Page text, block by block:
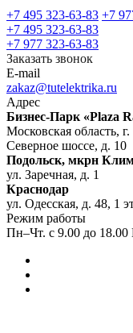
+7 495 323-63-83 +7
+7 495 323-63-83
+7 977 323-63-83
Заказать звонок
E-mail
zakaz@tutelektrika.ru
Адрес
Бизнес-Парк «Plaza
Московская область,
Северное шоссе, д. 10
Подольск, мкрн
ул. Заречная, д. 1
Краснодар
ул. Одесская, д. 48, 1
Режим работы
Пн–Чт. с 9.00 до